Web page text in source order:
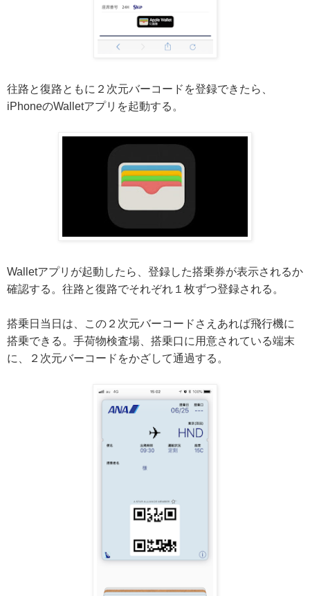
往路と復路ともに２次元バーコードを登録できたら、
iPhoneのWalletアプリを起動する。
Walletアプリが起動したら、登録した搭乗券が表示されるか
確認する。往路と復路でそれぞれ１枚ずつ登録される。
搭乗日当日は、この２次元バーコードさえあれば飛行機に
搭乗できる。手荷物検査場、搭乗口に用意されている端末
に、２次元バーコードをかざして通過する。